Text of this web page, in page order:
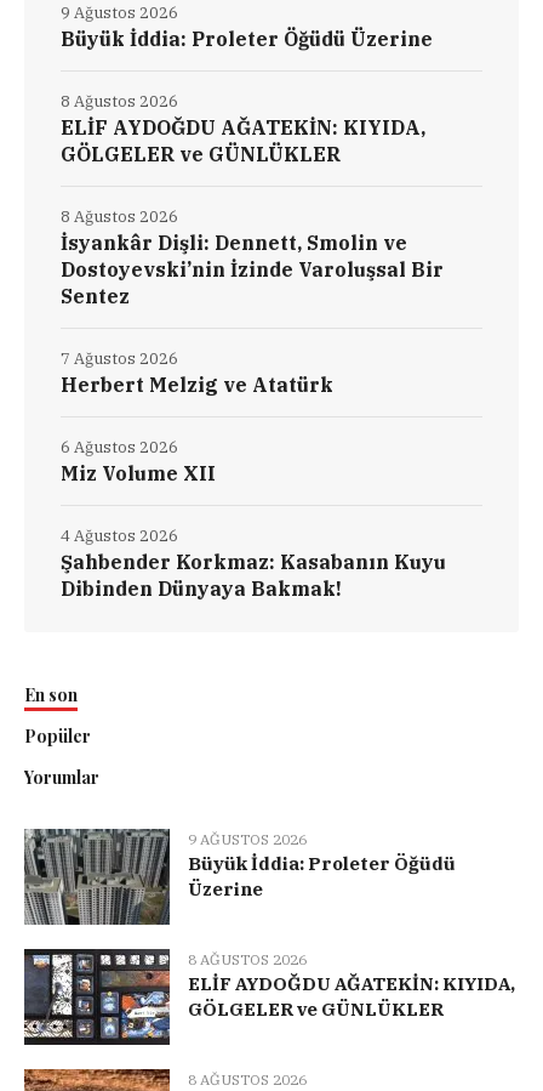
Büyük İddia: Proleter Öğüdü Üzerine
9 Ağustos 2026
ELİF AYDOĞDU AĞATEKİN: KIYIDA,
GÖLGELER ve GÜNLÜKLER
8 Ağustos 2026
İsyankâr Dişli: Dennett, Smolin ve
Dostoyevski’nin İzinde Varoluşsal Bir
Sentez
8 Ağustos 2026
Herbert Melzig ve Atatürk
7 Ağustos 2026
Miz Volume XII
6 Ağustos 2026
Şahbender Korkmaz: Kasabanın Kuyu
Dibinden Dünyaya Bakmak!
4 Ağustos 2026
En son
Popüler
Yorumlar
9 AĞUSTOS 2026
Büyük İddia: Proleter Öğüdü
Üzerine
8 AĞUSTOS 2026
ELİF AYDOĞDU AĞATEKİN: KIYIDA,
GÖLGELER ve GÜNLÜKLER
8 AĞUSTOS 2026